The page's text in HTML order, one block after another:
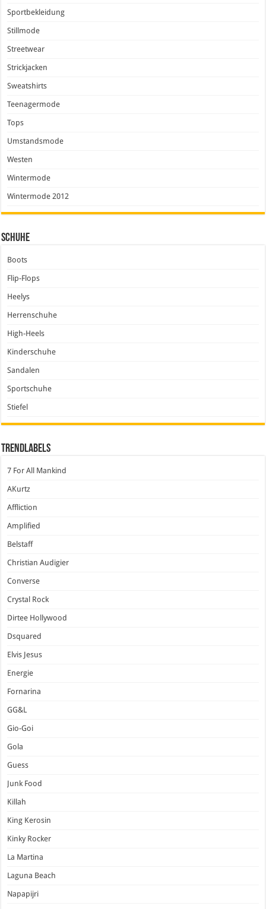
Sportbekleidung
Stillmode
Streetwear
Strickjacken
Sweatshirts
Teenagermode
Tops
Umstandsmode
Westen
Wintermode
Wintermode 2012
Schuhe
Boots
Flip-Flops
Heelys
Herrenschuhe
High-Heels
Kinderschuhe
Sandalen
Sportschuhe
Stiefel
Trendlabels
7 For All Mankind
AKurtz
Affliction
Amplified
Belstaff
Christian Audigier
Converse
Crystal Rock
Dirtee Hollywood
Dsquared
Elvis Jesus
Energie
Fornarina
GG&L
Gio-Goi
Gola
Guess
Junk Food
Killah
King Kerosin
Kinky Rocker
La Martina
Laguna Beach
Napapijri